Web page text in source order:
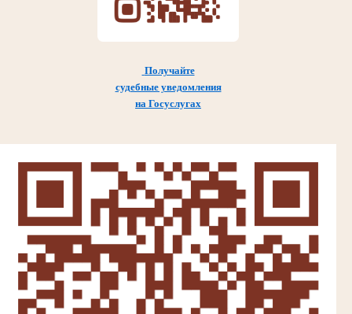
Получайте
судебные уведомления
на Госуслугах